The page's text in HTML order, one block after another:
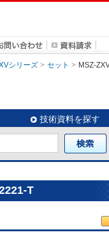
シリーズ セット MSZ-
技術資料を探す
T